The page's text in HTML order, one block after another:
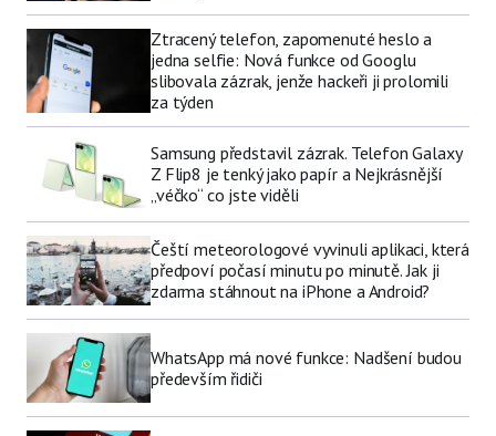
Ztracený telefon, zapomenuté heslo a
jedna selfie: Nová funkce od Googlu
slibovala zázrak, jenže hackeři ji prolomili
za týden
Samsung představil zázrak. Telefon Galaxy
Z Flip8 je tenký jako papír a Nejkrásnější
„véčko“ co jste viděli
Čeští meteorologové vyvinuli aplikaci, která
předpoví počasí minutu po minutě. Jak ji
zdarma stáhnout na iPhone a Android?
WhatsApp má nové funkce: Nadšení budou
především řidiči